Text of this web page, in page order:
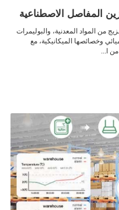
المفاصل الاصطناعية
المواد المعدنية، والبوليمرات
وخصائصها الميكانيكية، مع
من ا...